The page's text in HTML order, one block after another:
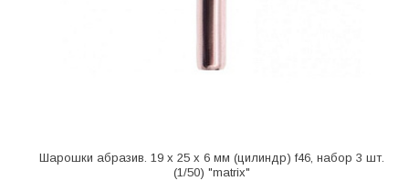
Шарошки абразив. 19 x 25 x 6 мм (цилиндр) f46, набор 3 шт.
(1/50) "matrix"